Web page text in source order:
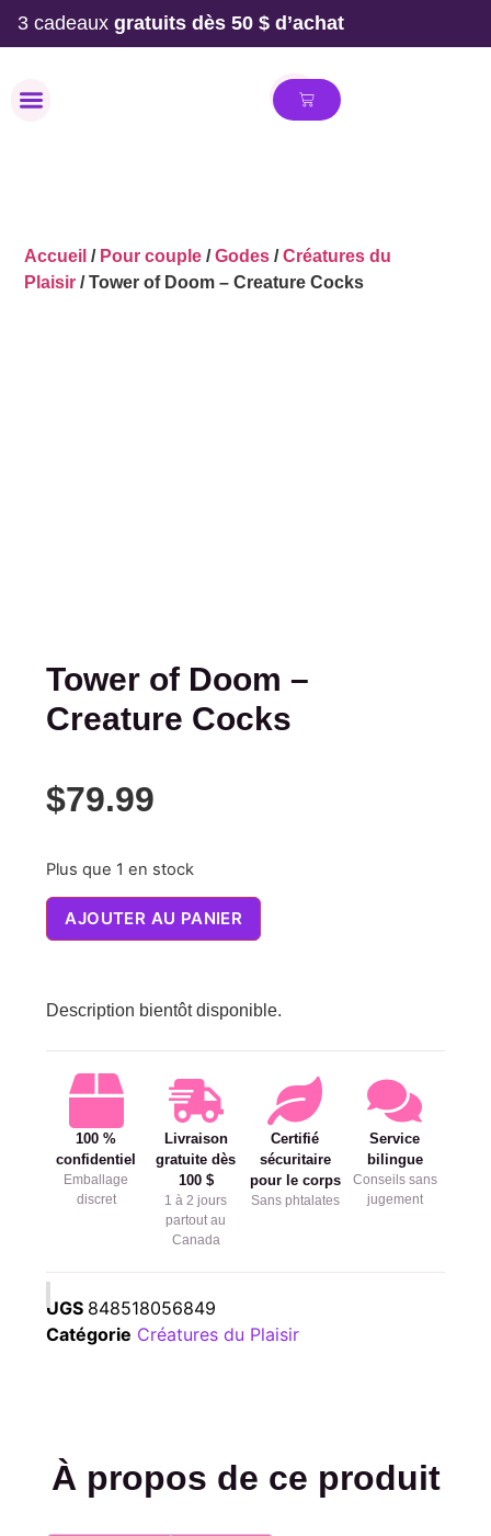
3 cadeaux gratuits dès 50 $ d’achat
Accueil / Pour couple /Godes /Créatures du
Plaisir / Tower of Doom – Creature Cocks
Tower of Doom –
Creature Cocks
$79.99
Plus que 1 en stock
AJOUTER AU PANIER
Description bientôt disponible.
100 %
confidentiel
Emballage
discret
Livraison
gratuite dès
100 $
1 à 2 jours
partout au
Canada
Certifié
sécuritaire
pour le corps
Sans phtalates
Service
bilingue
Conseils sans
jugement
UGS 848518056849
Catégorie Créatures du Plaisir
À propos de ce produit